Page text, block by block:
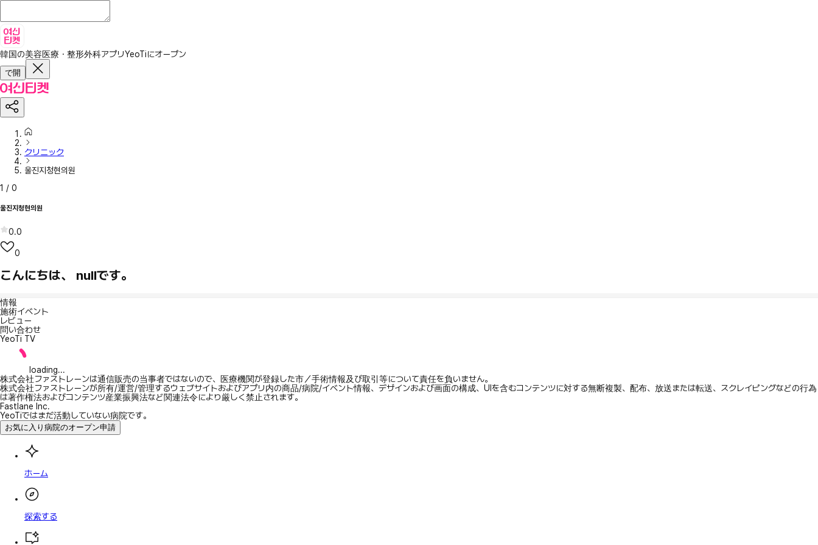
韓国の美容医療・整形外科アプリYeoTiにオープン
で開
クリニック
울진지청현의원
1 / 0
울진지청현의원
0.0
0
こんにちは、 nullです。
情報
施術イベント
レビュー
問い合わせ
YeoTi TV
loading...
株式会社ファストレーンは通信販売の当事者ではないので、医療機関が登録した市／手術情報及び取引等について責任を負いません。
株式会社ファストレーンが所有/運営/管理するウェブサイトおよびアプリ内の商品/病院/イベント情報、デザインおよび画面の構成、UIを含むコンテンツに対する無断複製、配布、放送または転送、スクレイピングなどの行為
は著作権法およびコンテンツ産業振興法など関連法令により厳しく禁止されます。
Fastlane Inc.
YeoTiではまだ活動していない病院です。
お気に入り病院のオープン申請
ホーム
探索する